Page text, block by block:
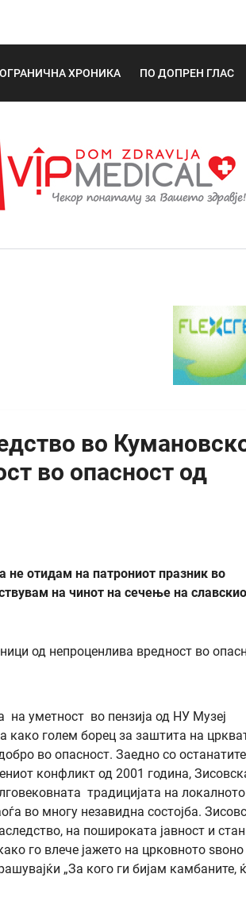
ХРОНИКА ПО ДОПРЕН ГЛАС
во
во опасност од
отидам на патрониот празник во
на чинот на сечење на
на уметност во пензија од НУ Музеј
како голем борец за заштита на
во опасност. Заедно со останатите
конфликт од 2001 година,
традицијата на локалното
во многу незавидна состојба.
на пошироката јавност и
го влече јажето на црковното
„За кого ги бијам камбаните,